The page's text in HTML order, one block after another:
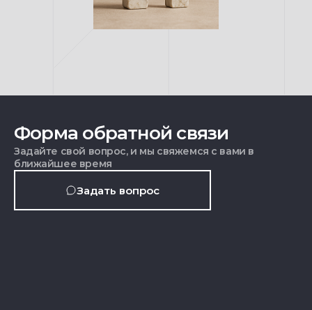
Форма обратной связи
Задайте свой вопрос, и мы свяжемся с вами в
ближайшее время
Задать вопрос